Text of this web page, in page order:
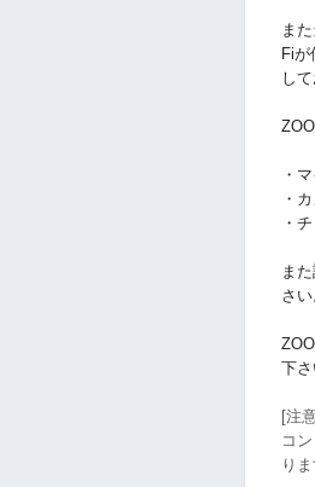
ま
Fi
して
・
・
・
ま
さい
下
[注
コ
り